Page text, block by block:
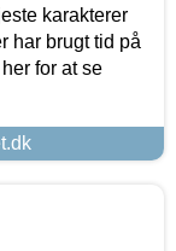
karakterer
har brugt tid på
for at se